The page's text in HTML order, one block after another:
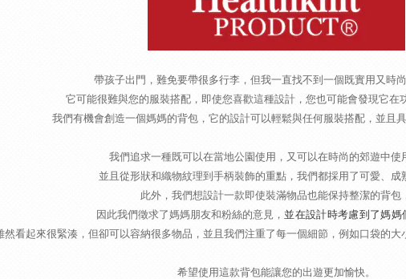
帶孩子出門，難免要帶很多行李，但我一直找不到一個既實用又時尚
它可能很難與您的服裝搭配，即使您喜歡這種設計，您也可能會發現它在
我們有機會創造一個媽媽的背包，它的設計可以輕鬆與任何服裝搭配，並且具
我們追求一種既可以在當地公園使用，又可以在時尚的郊遊中使
並且從形狀和織物紋理到手柄裝飾的重點，我們都採用了可愛、成
此外，我們想設計一款即使裝滿物品也能保持整潔的背包
因此我們徵求了媽媽朋友和粉絲的意見，並在設計時考慮到了媽媽
然看起來很緊湊，但卻可以容納很多物品，並且我們注重了每一個細節，例如口袋的大
希望使用這款背包能讓您的出遊更加愉快。